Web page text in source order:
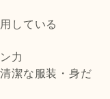
している
力
潔な服装・身だ